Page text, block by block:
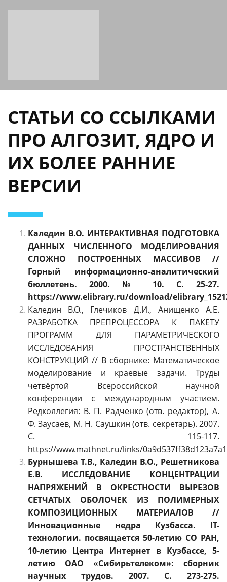
СТАТЬИ СО ССЫЛКАМИ
ПРО АЛГОЗИТ, ЯДРО И
ИХ БОЛЕЕ РАННИЕ
ВЕРСИИ
Каледин В.О. ИНТЕРАКТИВНАЯ ПОДГОТОВКА
ДАННЫХ ЧИСЛЕННОГО МОДЕЛИРОВАНИЯ
СЛОЖНО ПОСТРОЕННЫХ МАССИВОВ //
Горный информационно-аналитический
бюллетень. 2000. № 10. С. 25-27.
https://www.elibrary.ru/download/
Каледин В.О., Глечиков Д.И., Анищенко А.Е.
РАЗРАБОТКА ПРЕПРОЦЕССОРА К ПАКЕТУ
ПРОГРАММ ДЛЯ ПАРАМЕТРИЧЕСКОГО
ИССЛЕДОВАНИЯ ПРОСТРАНСТВЕННЫХ
КОНСТРУКЦИЙ // В сборнике: Математическое
моделирование и краевые задачи. Труды
четвёртой Всероссийской научной
конференции с международным участием.
Редколлегия: В. П. Радченко (отв. редактор), А.
Ф. Заусаев, М. Н. Саушкин (отв. секретарь). 2007.
С. 115-117.
https://www.mathnet.ru/links/
Бурнышева Т.В., Каледин В.О., Решетникова
Е.В. ИССЛЕДОВАНИЕ КОНЦЕНТРАЦИИ
НАПРЯЖЕНИЙ В ОКРЕСТНОСТИ ВЫРЕЗОВ
СЕТЧАТЫХ ОБОЛОЧЕК ИЗ ПОЛИМЕРНЫХ
КОМПОЗИЦИОННЫХ МАТЕРИАЛОВ //
Инновационные недра Кузбасса. IT-
технологии. посвящается 50-летию СО РАН,
10-летию Центра Интернет в Кузбассе, 5-
летию ОАО «Сибирьтелеком»: сборник
научных трудов. 2007. С. 273-275.